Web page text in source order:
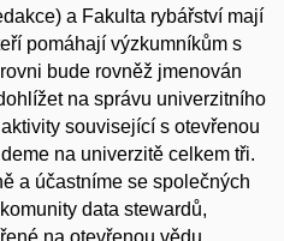
a Fakulta rybářství mají
pomáhají výzkumníkům s
bude rovněž jmenován
na správu univerzitního
související s otevřenou
na univerzitě celkem tři.
a účastníme se společných
data stewardů,
na otevřenou vědu